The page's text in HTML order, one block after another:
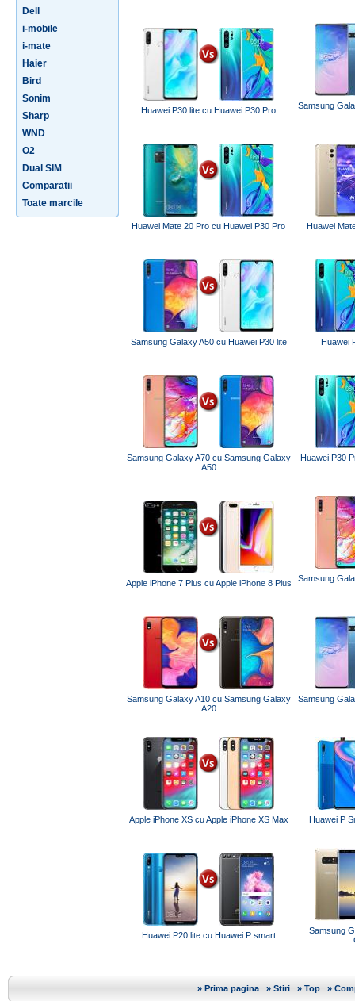
Dell
i-mobile
i-mate
Haier
Bird
Sonim
Sharp
WND
O2
Dual SIM
Comparatii
Toate marcile
Huawei P30 lite cu Huawei P30 Pro Samsung
Huawei Mate 20 Pro cu Huawei P30 Pro Huawei
Samsung Galaxy A50 cu Huawei P30 lite Huawei
Samsung Galaxy A70 cu Samsung Galaxy
A50
Huawei P30
Apple iPhone 7 Plus cu Apple iPhone 8 Plus Samsung
Samsung Galaxy A10 cu Samsung Galaxy
A20
Samsung
Apple iPhone XS cu Apple iPhone XS Max Huawei P
Huawei P20 lite cu Huawei P smart
Samsung
» Prima pagina» Stiri» Top»